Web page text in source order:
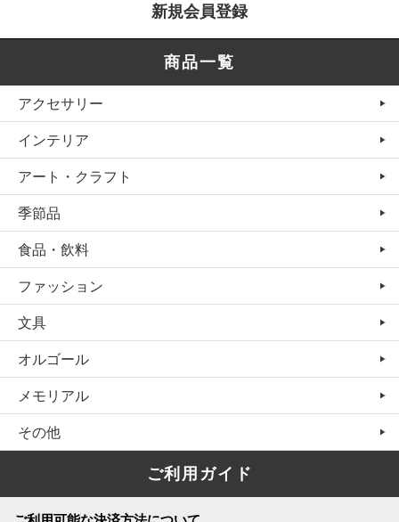
新規会員登録
商品一覧
アクセサリー
インテリア
アート・クラフト
季節品
食品・飲料
ファッション
文具
オルゴール
メモリアル
その他
ご利用ガイド